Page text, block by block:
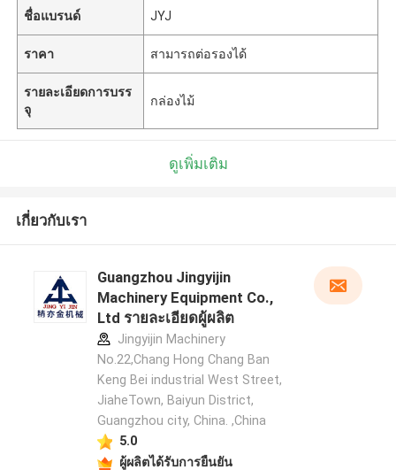
ชื่อแบรนด์ JYJ
ราคา สามารถต่อรองได้
รายละเอียดการบรร
จุ
กล่องไม้
ดูเพิ่มเติม
เกี่ยวกับเรา
Guangzhou Jingyijin
Machinery Equipment Co.,
Ltd รายละเอียดผู้ผลิต
Jingyijin Machinery
No.22,Chang Hong Chang Ban
Keng Bei industrial West Street,
JiaheTown, Baiyun District,
Guangzhou city, China. ,China
5.0
ผู้ผลิตได้รับการยืนยัน